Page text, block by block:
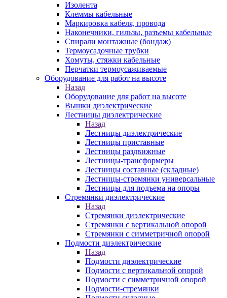
Изолента
Клеммы кабельные
Маркировка кабеля, провода
Наконечники, гильзы, разъемы кабельные
Спирали монтажные (бондаж)
Термоусадочные трубки
Хомуты, стяжки кабельные
Перчатки термоусаживаемые
Оборудование для работ на высоте
Назад
Оборудование для работ на высоте
Вышки диэлектрические
Лестницы диэлектрические
Назад
Лестницы диэлектрические
Лестницы приставные
Лестницы раздвижные
Лестницы-трансформеры
Лестницы составные (складные)
Лестницы-стремянки универсальные
Лестницы для подъема на опоры
Стремянки диэлектрические
Назад
Стремянки диэлектрические
Стремянки с вертикальной опорой
Стремянки с симметричной опорой
Подмости диэлектрические
Назад
Подмости диэлектрические
Подмости с вертикальной опорой
Подмости с симметричной опорой
Подмости-стремянки